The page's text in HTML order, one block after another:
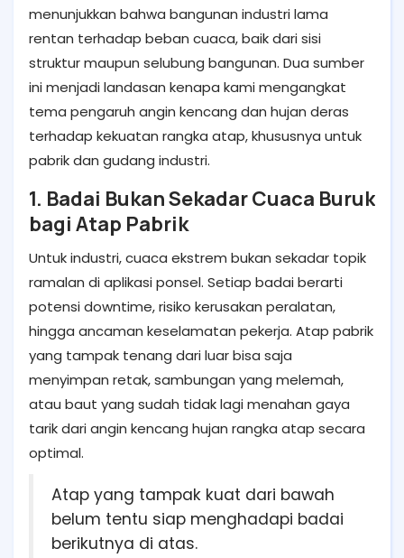
menunjukkan bahwa bangunan industri lama
rentan terhadap beban cuaca, baik dari sisi
struktur maupun selubung bangunan. Dua sumber
ini menjadi landasan kenapa kami mengangkat
tema pengaruh angin kencang dan hujan deras
terhadap kekuatan rangka atap, khususnya untuk
pabrik dan gudang industri.
1. Badai Bukan Sekadar Cuaca Buruk
bagi Atap Pabrik
Untuk industri, cuaca ekstrem bukan sekadar topik
ramalan di aplikasi ponsel. Setiap badai berarti
potensi downtime, risiko kerusakan peralatan,
hingga ancaman keselamatan pekerja. Atap pabrik
yang tampak tenang dari luar bisa saja
menyimpan retak, sambungan yang melemah,
atau baut yang sudah tidak lagi menahan gaya
tarik dari angin kencang hujan rangka atap secara
optimal.
Atap yang tampak kuat dari bawah
belum tentu siap menghadapi badai
berikutnya di atas.